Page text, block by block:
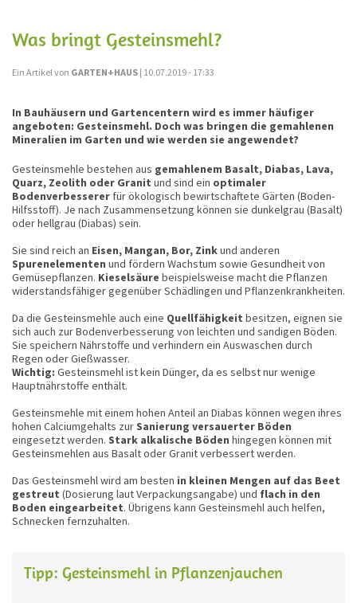
Was bringt Gesteinsmehl?
Ein Artikel von GARTEN+HAUS | 10.07.2019 - 17:33
In Bauhäusern und Gartencentern wird es immer häufiger
angeboten: Gesteinsmehl. Doch was bringen die gemahlenen
Mineralien im Garten und wie werden sie angewendet?
Gesteinsmehle bestehen aus gemahlenem Basalt, Diabas, Lava,
Quarz, Zeolith oder Granit und sind ein optimaler
Bodenverbesserer für ökologisch bewirtschaftete Gärten (Boden-
Hilfsstoff). Je nach Zusammensetzung können sie dunkelgrau (Basalt)
oder hellgrau (Diabas) sein.
Sie sind reich an Eisen, Mangan, Bor, Zinkund anderen
Spurenelementen und fördern Wachstum sowie Gesundheit von
Gemüsepflanzen. Kieselsäure beispielsweise macht die Pflanzen
widerstandsfähiger gegenüber Schädlingen und Pflanzenkrankheiten.
Da die Gesteinsmehle auch eine Quellfähigkeit besitzen, eignen sie
sich auch zur Bodenverbesserung von leichten und sandigen Böden.
Sie speichern Nährstoffe und verhindern ein Auswaschen durch
Regen oder Gießwasser.
Wichtig: Gesteinsmehl ist kein Dünger, da es selbst nur wenige
Hauptnährstoffe enthält.
Gesteinsmehle mit einem hohen Anteil an Diabas können wegen ihres
hohen Calciumgehalts zur Sanierung versauerter Böden
eingesetzt werden. Stark alkalische Böden hingegen können mit
Gesteinsmehlen aus Basalt oder Granit verbessert werden.
Das Gesteinsmehl wird am bes­ten in kleinen Mengen auf das Beet
gestreut (Dosierung laut Verpackungsangabe) und flach in den
Boden eingearbeitet. Übrigens kann Gesteinsmehl auch helfen,
Schnecken fernzuhalten.
Tipp: Gesteinsmehl in Pflanzenjauchen